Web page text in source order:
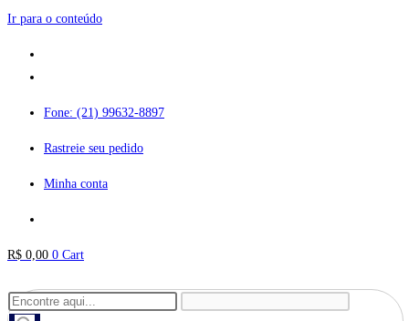
Ir para o conteúdo
Fone: (21) 99632-8897
Rastreie seu pedido
Minha conta
R$ 0,00 0 Cart